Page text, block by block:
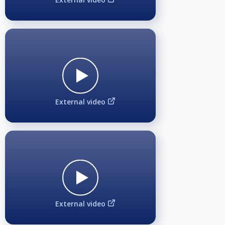
Vom Startgeld gehen 3€ in den Monday Masters Jackpot, der Rest wird zu
Turnierserie, 500€ für die Rangliste am Ende der Turnierserie und 3000€*
für das 5. BCQ Monday Masters Finalturnier am Ende der Turnierserie.
*(Geplante Ausschüttung bei gleichbleibender Teilnehmerzahl der
laufenden Turnierserie 2024/2025 beim Finalturnier)
Preisgeldausschüttung bis 19 Teilnehmer:
1. Platz 40%, 2. Platz 30%, 3. + 4. Platz 15% und mindestens 10€ für 5. - 8.
Side Event - An/Aus im 10-Ball - mit extra Jackpot:
Beginn: ca. 22:00 Uhr, Akkreditierungsfrist: 19:00 Uhr, 2€ Sonderstartgeld
Während der Monday Masters Turnierserie können sich nur die Monday
Masters Teilnehmer noch extra für das Side-Event anmelden. Die
Anmeldung kostet 2€ Sonderstartgeld. Nach Anmeldeschluss um 19:00 Uhr
für das Side-Event kommen diejenigen in einen Lostopf und der "EINE", der
Billardtisch 3 versuchen. Der separate Jackpot startet mit 50€. Maximal vier
External video
External video